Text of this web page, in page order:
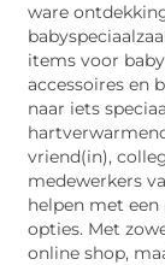
ware
items voor
accessoires en
naar iets
vriend(in),
medewerkers
helpen met een
opties. Met
online shop,